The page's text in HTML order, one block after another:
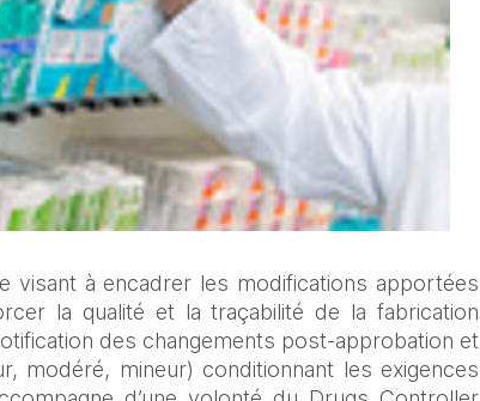
visant à encadrer les modifications apportées
la qualité et la traçabilité de la fabrication
des changements post‑approbation et
modéré, mineur) conditionnant les exigences